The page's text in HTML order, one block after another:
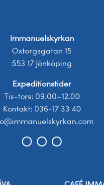
Immanuelskyrkan
Oxtorgsgatan 15
553 17 Jönköping
Expeditionstider
Tis-tors: 09.00–12.00
Kontakt: 036-17 33 40